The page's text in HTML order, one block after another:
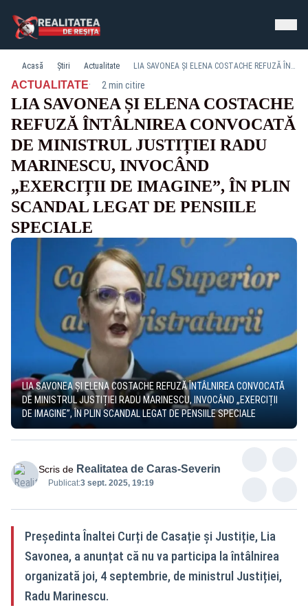
Acasă Știri Actualitate LIA SAVONEA ȘI ELENA COSTACHE REFUZĂ ÎNTÂLNIREA CONVOCATĂ DE MINISTRUL JUSTIȚIEI RADU MARINESCU, INVOCÂND „EXERCIȚII DE IMAGINE”, ÎN PLIN SCANDAL LEGAT DE PENSIILE SPECIALE
ACTUALITATE· 2 min citire
LIA SAVONEA ȘI ELENA COSTACHE
REFUZĂ ÎNTÂLNIREA CONVOCATĂ
DE MINISTRUL JUSTIȚIEI RADU
MARINESCU, INVOCÂND
„EXERCIȚII DE IMAGINE”, ÎN PLIN
SCANDAL LEGAT DE PENSIILE
SPECIALE
LIA SAVONEA ȘI ELENA COSTACHE REFUZĂ ÎNTÂLNIREA CONVOCATĂ
DE MINISTRUL JUSTIȚIEI RADU MARINESCU, INVOCÂND „EXERCIȚII
DE IMAGINE”, ÎN PLIN SCANDAL LEGAT DE PENSIILE SPECIALE
Scris de Realitatea de Caras-Severin
Publicat:3 sept. 2025, 19:19
Președinta Înaltei Curți de Casație și Justiție, Lia
Savonea, a anunțat că nu va participa la întâlnirea
organizată joi, 4 septembrie, de ministrul Justiției,
Radu Marinescu.